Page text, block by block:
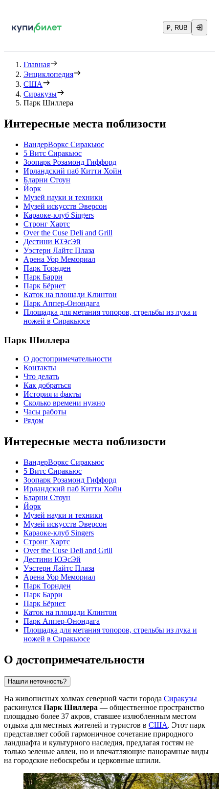
₽, RUB
Главная
Энциклопедия
США
Сиракузы
Парк Шиллера
Интересные места поблизости
ВандерВоркс Сиракьюс
5 Витс Сиракьюс
Зоопарк Розамонд Гиффорд
Ирландский паб Китти Хойн
Бларни Стоун
Йорк
Музей науки и техники
Музей искусств Эверсон
Караоке-клуб Singers
Стронг Хартс
Over the Cuse Deli and Grill
Дестини ЮЭсЭй
Уэстерн Лайтс Плаза
Арена Уор Мемориал
Парк Торнден
Парк Барри
Парк Бёрнет
Каток на площади Клинтон
Парк Аппер-Онондага
Площадка для метания топоров, стрельбы из лука и
ножей в Сиракьюсе
Парк Шиллера
О достопримечательности
Контакты
Что делать
Как добраться
История и факты
Сколько времени нужно
Часы работы
Рядом
Интересные места поблизости
ВандерВоркс Сиракьюс
5 Витс Сиракьюс
Зоопарк Розамонд Гиффорд
Ирландский паб Китти Хойн
Бларни Стоун
Йорк
Музей науки и техники
Музей искусств Эверсон
Караоке-клуб Singers
Стронг Хартс
Over the Cuse Deli and Grill
Дестини ЮЭсЭй
Уэстерн Лайтс Плаза
Арена Уор Мемориал
Парк Торнден
Парк Барри
Парк Бёрнет
Каток на площади Клинтон
Парк Аппер-Онондага
Площадка для метания топоров, стрельбы из лука и
ножей в Сиракьюсе
О достопримечательности
Нашли неточность?
На живописных холмах северной части города Сиракузы
раскинулся Парк Шиллера — общественное пространство
площадью более 37 акров, ставшее излюбленным местом
отдыха для местных жителей и туристов в США. Этот парк
представляет собой гармоничное сочетание природного
ландшафта и культурного наследия, предлагая гостям не
только зеленые аллеи, но и впечатляющие панорамные виды
на городские небоскребы и церковные шпили.